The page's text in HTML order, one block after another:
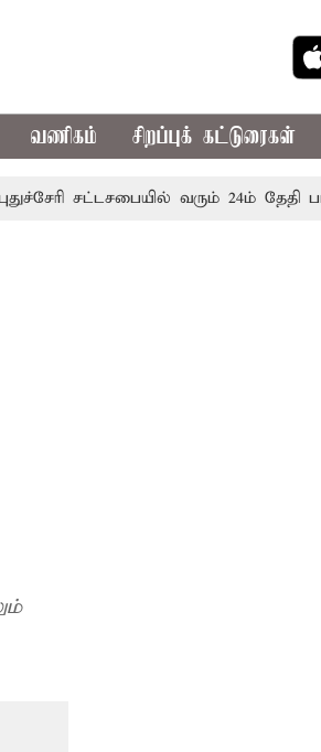
வணிகம் சிறப்புக் கட்டுரைகள்
சட்டசபையில் வரும் 24ம் தேதி